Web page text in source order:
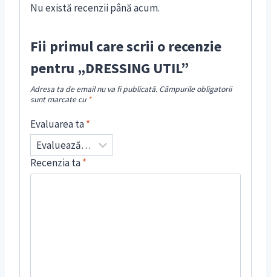
Nu există recenzii până acum.
Fii primul care scrii o recenzie
pentru „DRESSING UTIL”
Adresa ta de email nu va fi publicată. Câmpurile obligatorii
sunt marcate cu *
Evaluarea ta*
Recenzia ta*